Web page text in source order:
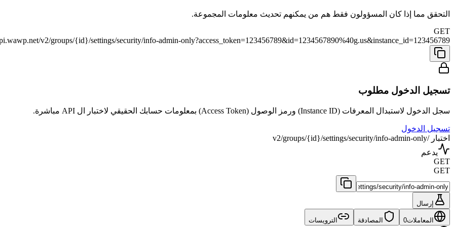
التحقق مما إذا كان المسؤولون فقط هم من يمكنهم تحديث معلومات المجموعة.
GET
v2/groups/{id}/settings/security/info-admin-only?access_token=123456789&id=1234567890%40g.us&instance_id=123456789
تسجيل الدخول مطلوب
سجل الدخول لاستبدال المعرفات (Instance ID) ورمز الوصول (Access Token) بمعلومات حسابك الحقيقي لاختبار ال API مباشرة.
تسجيل الدخول
اختبار /v2/groups/{id}/settings/security/info-admin-only
يدعم
GET
GET
إرسال
المعاملات0 المصادقة الترويسات